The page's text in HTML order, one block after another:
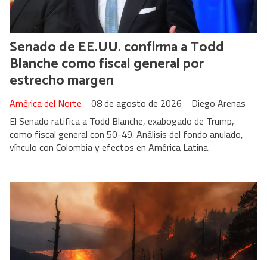
Senado de EE.UU. confirma a Todd
Blanche como fiscal general por
estrecho margen
Diego Arenas
América del Norte
08 de agosto de 2026
El Senado ratifica a Todd Blanche, exabogado de Trump,
como fiscal general con 50-49. Análisis del fondo anulado,
vínculo con Colombia y efectos en América Latina.